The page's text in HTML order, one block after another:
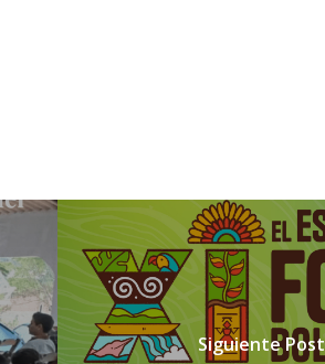
Siguiente Post